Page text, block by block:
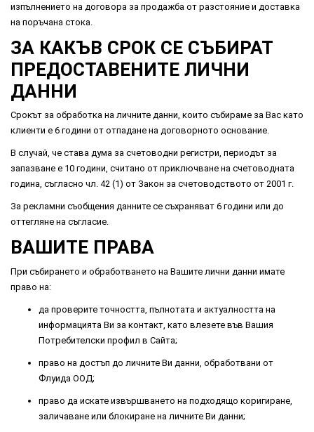
изпълнението на договора за продажба от разстояние и доставка
на поръчана стока.
ЗА КАКЪВ СРОК СЕ СЪБИРАТ
ПРЕДОСТАВЕНИТЕ ЛИЧНИ
ДАННИ
Срокът за обработка на личните данни, които събираме за Вас като
клиенти е 6 години от отпадане на договорното основание.
В случай, че става дума за счетоводни регистри, периодът за
запазване е 10 години, считано от приключване на счетоводната
година, съгласно чл. 42 (1) от Закон за счетоводството от 2001 г.
За рекламни съобщения данните се съхраняват 6 години или до
оттегляне на съгласие.
ВАШИТЕ ПРАВА
При събирането и обработването на Вашите лични данни имате
право на:
да проверите точността, пълнотата и актуалността на
информацията Ви за контакт, като влезете във Вашия
Потребителски профил в Сайта;
право на достъп до личните Ви данни, обработвани от
Флуида ООД;
право да искате извършването на подходящо коригиране,
заличаване или блокиране на личните Ви данни;